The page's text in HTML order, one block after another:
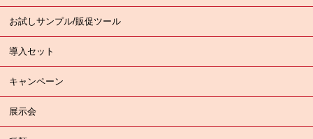
お試しサンプル/販促ツール
導入セット
キャンペーン
展示会